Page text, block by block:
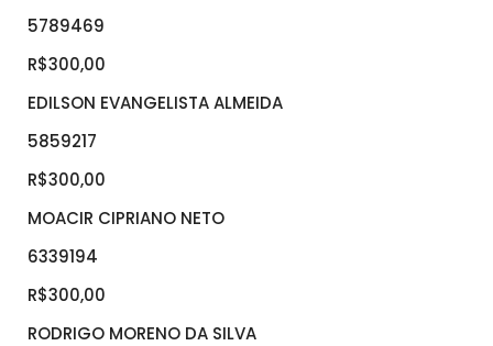
5789469
R$300,00
EDILSON EVANGELISTA ALMEIDA
5859217
R$300,00
MOACIR CIPRIANO NETO
6339194
R$300,00
RODRIGO MORENO DA SILVA